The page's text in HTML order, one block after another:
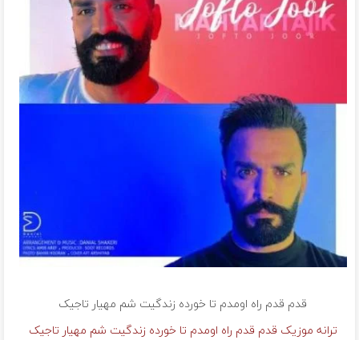
قدم قدم راه اومدم تا خورده زندگیت شم مهیار تاجیک
ترانه موزیک قدم قدم راه اومدم تا خورده زندگیت شم مهیار تاجیک